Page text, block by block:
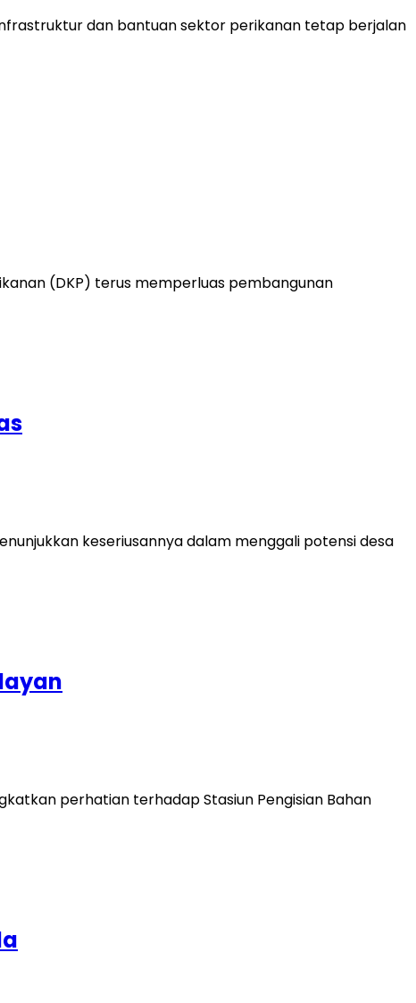
dan bantuan sektor perikanan tetap berjalan
(DKP) terus memperluas pembangunan
keseriusannya dalam menggali potensi desa
perhatian terhadap Stasiun Pengisian Bahan